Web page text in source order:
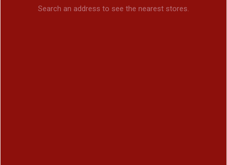
Search an address to see the nearest stores.